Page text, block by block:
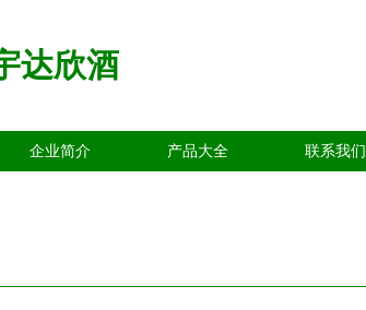
达欣酒
企业简介 产品大全 联系我们